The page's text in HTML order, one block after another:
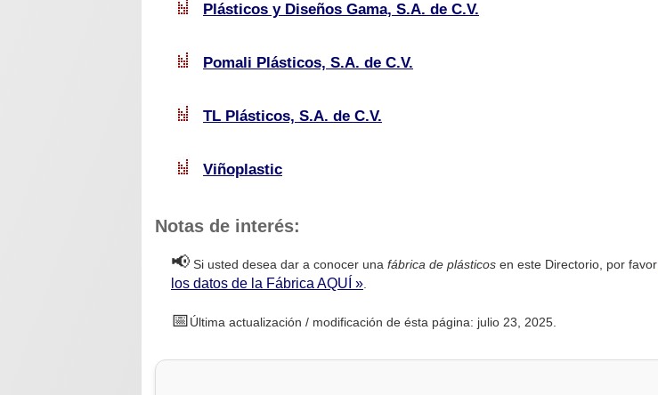
Plásticos y Diseños Gama, S.A. de C.V.
Pomali Plásticos, S.A. de C.V.
TL Plásticos, S.A. de C.V.
Viñoplastic
Notas de interés:
📢 Si usted desea dar a conocer una fábrica de plásticos en este Directorio, por favor
los datos de la Fábrica AQUÍ ».
📅Última actualización / modificación de ésta página: julio 23, 2025.